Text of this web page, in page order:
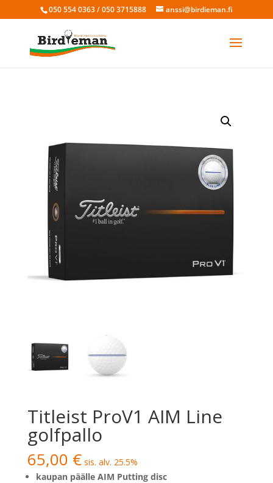
050 554 0363 / 050 3715888 anssi@birdieman.fi
Titleist ProV1 AIM Line
golfpallo
65,00 € sis. alv. 25.5%
kaupan päälle AIM Putting disc